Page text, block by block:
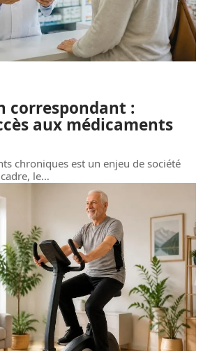
correspondant :
aux médicaments
chroniques est un enjeu de société
le…